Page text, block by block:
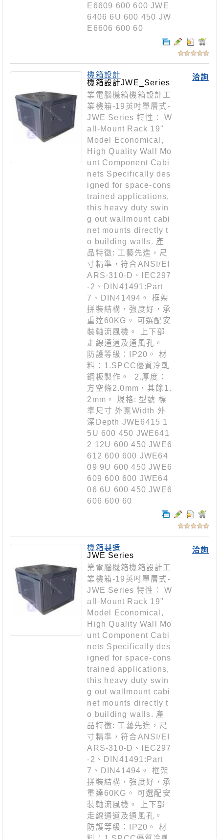
E6609 600 600 JWE
6406 6U 600 450 JW
E6606 600 60
洽詢
機箱設計
機箱設計JWE_Series
業電腦機箱機箱設計工
業機箱-19英吋單層式-
JWE Series 特性： W
all-Mount Rack 19"
Model Economical,
High Quality Wall Mo
unt Component Cabi
nets Specifically des
igned for space-cons
trained applications,
this heavy duty swin
g out wallmount cabi
net mounts directly t
o building walls. 產
品特徵: 工藝先進，尺
寸精準，符合ANSI/EI
ARS-310-D、IEC297
-2、DIN41491:Part
7、DIN41494。 框架
拼裝結構，強度好，承
重達60KG。 可選配安
裝軸流風機。 上下部
走線通道及通風孔。
防護等級：IP20。 材
料：1.SPCC優質冷軋
鋼板製作。 2.厚度：
方空條2.0mm，其餘1.
2mm。 規格: 型號 標
準尺寸 外寬Width 外
深Depth JWE6415 1
5U 600 450 JWE641
2 12U 600 450 JWE6
612 600 600 JWE64
09 9U 600 450 JWE6
609 600 600 JWE64
06 6U 600 450 JWE6
606 600 60
洽詢
機箱製造
JWE Series
業電腦機箱機箱設計工
業機箱-19英吋單層式-
JWE Series 特性： W
all-Mount Rack 19"
Model Economical,
High Quality Wall Mo
unt Component Cabi
nets Specifically des
igned for space-cons
trained applications,
this heavy duty swin
g out wallmount cabi
net mounts directly t
o building walls. 產
品特徵: 工藝先進，尺
寸精準，符合ANSI/EI
ARS-310-D、IEC297
-2、DIN41491:Part
7、DIN41494。 框架
拼裝結構，強度好，承
重達60KG。 可選配安
裝軸流風機。 上下部
走線通道及通風孔。
防護等級：IP20。 材